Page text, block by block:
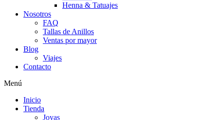
Henna & Tatuajes
Nosotros
FAQ
Tallas de Anillos
Ventas por mayor
Blog
Viajes
Contacto
Menú
Inicio
Tienda
Joyas